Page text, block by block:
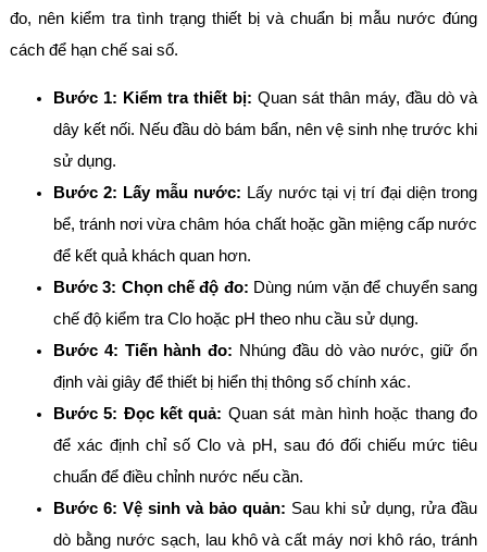
đo, nên kiểm tra tình trạng thiết bị và chuẩn bị mẫu nước đúng
cách để hạn chế sai số.
Bước 1: Kiểm tra thiết bị: Quan sát thân máy, đầu dò và
dây kết nối. Nếu đầu dò bám bẩn, nên vệ sinh nhẹ trước khi
sử dụng.
Bước 2: Lấy mẫu nước: Lấy nước tại vị trí đại diện trong
bể, tránh nơi vừa châm hóa chất hoặc gần miệng cấp nước
để kết quả khách quan hơn.
Bước 3: Chọn chế độ đo: Dùng núm vặn để chuyển sang
chế độ kiểm tra Clo hoặc pH theo nhu cầu sử dụng.
Bước 4: Tiến hành đo: Nhúng đầu dò vào nước, giữ ổn
định vài giây để thiết bị hiển thị thông số chính xác.
Bước 5: Đọc kết quả: Quan sát màn hình hoặc thang đo
để xác định chỉ số Clo và pH, sau đó đối chiếu mức tiêu
chuẩn để điều chỉnh nước nếu cần.
Bước 6: Vệ sinh và bảo quản: Sau khi sử dụng, rửa đầu
dò bằng nước sạch, lau khô và cất máy nơi khô ráo, tránh